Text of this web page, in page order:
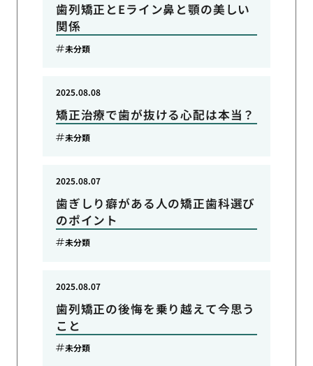
歯列矯正とEライン鼻と顎の美しい
関係
未分類
矯正治療で歯が抜ける心配は本当？
2025.08.08
未分類
歯ぎしり癖がある人の矯正歯科選び
のポイント
2025.08.07
未分類
歯列矯正の後悔を乗り越えて今思う
こと
2025.08.07
未分類